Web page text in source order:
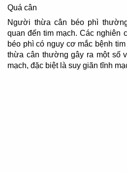
Quá cân
Người thừa cân béo phì
quan đến tim mạch. Các nghiên
béo phì có nguy cơ mắc bệnh
thừa cân thường gây ra một số
mạch, đặc biệt là suy giãn tĩnh